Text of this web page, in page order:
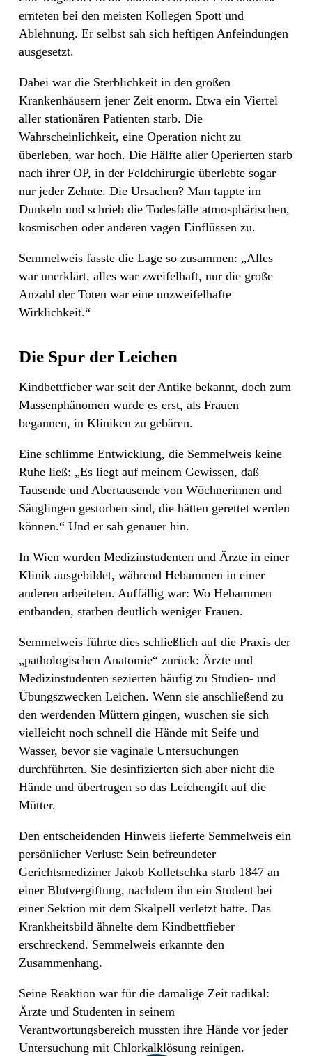
ernteten bei den meisten Kollegen Spott und
Ablehnung. Er selbst sah sich heftigen Anfeindungen
ausgesetzt.
Dabei war die Sterblichkeit in den großen
Krankenhäusern jener Zeit enorm. Etwa ein Viertel
aller stationären Patienten starb. Die
Wahrscheinlichkeit, eine Operation nicht zu
überleben, war hoch. Die Hälfte aller Operierten starb
nach ihrer OP, in der Feldchirurgie überlebte sogar
nur jeder Zehnte. Die Ursachen? Man tappte im
Dunkeln und schrieb die Todesfälle atmosphärischen,
kosmischen oder anderen vagen Einflüssen zu.
Semmelweis fasste die Lage so zusammen: „Alles
war unerklärt, alles war zweifelhaft, nur die große
Anzahl der Toten war eine unzweifelhafte
Wirklichkeit.“
Die Spur der Leichen
Kindbettfieber war seit der Antike bekannt, doch zum
Massenphänomen wurde es erst, als Frauen
begannen, in Kliniken zu gebären.
Eine schlimme Entwicklung, die Semmelweis keine
Ruhe ließ: „Es liegt auf meinem Gewissen, daß
Tausende und Abertausende von Wöchnerinnen und
Säuglingen gestorben sind, die hätten gerettet werden
können.“ Und er sah genauer hin.
In Wien wurden Medizinstudenten und Ärzte in einer
Klinik ausgebildet, während Hebammen in einer
anderen arbeiteten. Auffällig war: Wo Hebammen
entbanden, starben deutlich weniger Frauen.
Semmelweis führte dies schließlich auf die Praxis der
„pathologischen Anatomie“ zurück: Ärzte und
Medizinstudenten sezierten häufig zu Studien- und
Übungszwecken Leichen. Wenn sie anschließend zu
den werdenden Müttern gingen, wuschen sie sich
vielleicht noch schnell die Hände mit Seife und
Wasser, bevor sie vaginale Untersuchungen
durchführten. Sie desinfizierten sich aber nicht die
Hände und übertrugen so das Leichengift auf die
Mütter.
Den entscheidenden Hinweis lieferte Semmelweis ein
persönlicher Verlust: Sein befreundeter
Gerichtsmediziner Jakob Kolletschka starb 1847 an
einer Blutvergiftung, nachdem ihn ein Student bei
einer Sektion mit dem Skalpell verletzt hatte. Das
Krankheitsbild ähnelte dem Kindbettfieber
erschreckend. Semmelweis erkannte den
Zusammenhang.
Seine Reaktion war für die damalige Zeit radikal:
Ärzte und Studenten in seinem
Verantwortungsbereich mussten ihre Hände vor jeder
Untersuchung mit Chlorkalklösung reinigen.